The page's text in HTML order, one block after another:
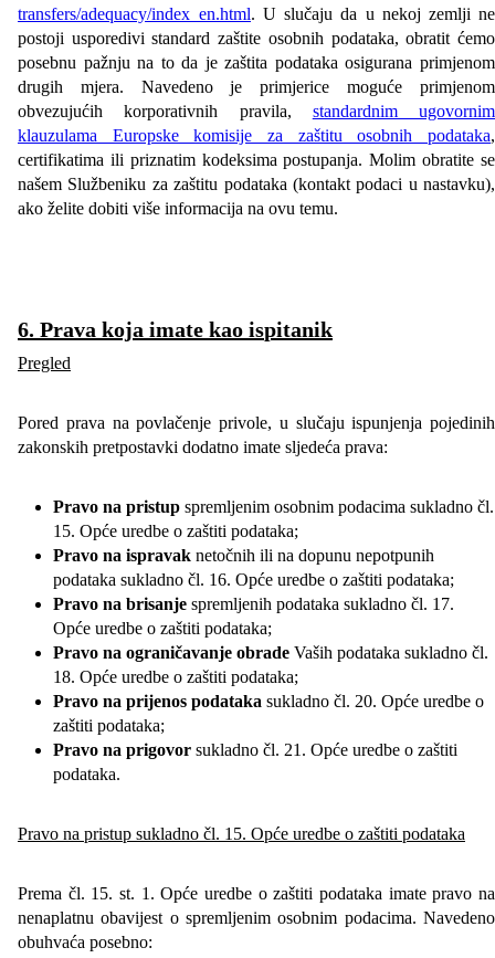
transfers/adequacy/index_en.html. U slučaju da u nekoj zemlji ne
postoji usporedivi standard zaštite osobnih podataka, obratit ćemo
posebnu pažnju na to da je zaštita podataka osigurana primjenom
drugih mjera. Navedeno je primjerice moguće primjenom
obvezujućih korporativnih pravila, standardnim ugovornim
klauzulama Europske komisije za zaštitu osobnih podataka,
certifikatima ili priznatim kodeksima postupanja. Molim obratite se
našem Službeniku za zaštitu podataka (kontakt podaci u nastavku),
ako želite dobiti više informacija na ovu temu.
6. Prava koja imate kao ispitanik
Pregled
Pored prava na povlačenje privole, u slučaju ispunjenja pojedinih
zakonskih pretpostavki dodatno imate sljedeća prava:
Pravo na pristup spremljenim osobnim podacima sukladno čl.
15. Opće uredbe o zaštiti podataka;
Pravo na ispravak netočnih ili na dopunu nepotpunih
podataka sukladno čl. 16. Opće uredbe o zaštiti podataka;
Pravo na brisanje spremljenih podataka sukladno čl. 17.
Opće uredbe o zaštiti podataka;
Pravo na ograničavanje obrade Vaših podataka sukladno čl.
18. Opće uredbe o zaštiti podataka;
Pravo na prijenos podataka sukladno čl. 20. Opće uredbe o
zaštiti podataka;
Pravo na prigovor sukladno čl. 21. Opće uredbe o zaštiti
podataka.
Pravo na pristup sukladno čl. 15. Opće uredbe o zaštiti podataka
Prema čl. 15. st. 1. Opće uredbe o zaštiti podataka imate pravo na
nenaplatnu obavijest o spremljenim osobnim podacima. Navedeno
obuhvaća posebno: